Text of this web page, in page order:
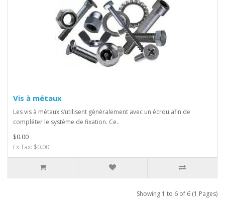
Vis à métaux
Les vis à métaux s’utilisent généralement avec un écrou afin de
compléter le système de fixation. Ce..
$0.00
Ex Tax: $0.00
Showing 1 to 6 of 6 (1 Pages)